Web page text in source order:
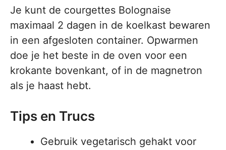
Je kunt de courgettes Bolognaise
maximaal 2 dagen in de koelkast bewaren
in een afgesloten container. Opwarmen
doe je het beste in de oven voor een
krokante bovenkant, of in de magnetron
als je haast hebt.
Tips en Trucs
Gebruik vegetarisch gehakt voor